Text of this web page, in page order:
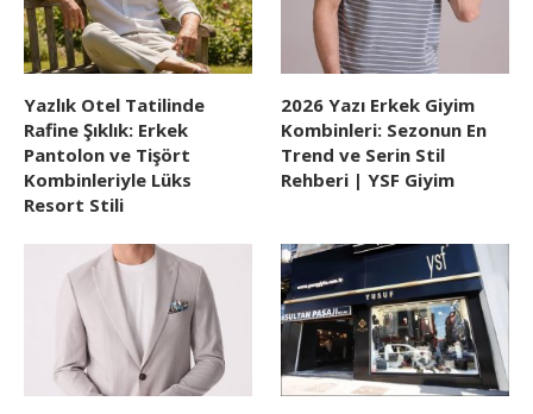
Yazlık Otel Tatilinde
Rafine Şıklık: Erkek
Pantolon ve Tişört
Kombinleriyle Lüks
Resort Stili
2026 Yazı Erkek Giyim
Kombinleri: Sezonun En
Trend ve Serin Stil
Rehberi | YSF Giyim